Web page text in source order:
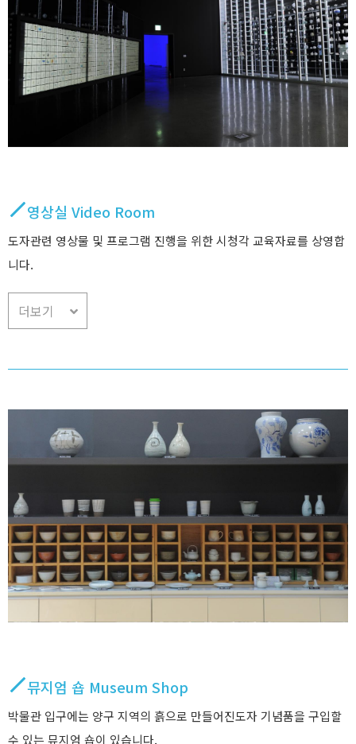
영상실 Video Room
도자관련 영상물 및 프로그램 진행을 위한 시청각 교육자료를 상영합
니다.
더보기
뮤지엄 숍 Museum Shop
박물관 입구에는 양구 지역의 흙으로 만들어진도자 기념품을 구입할
수 있는 뮤지엄 숍이 있습니다.